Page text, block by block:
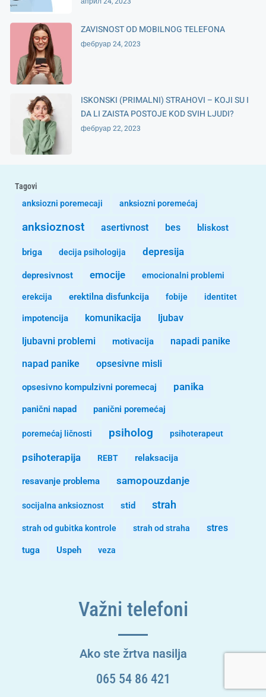
ZAVISNOST OD MOBILNOG TELEFONA
фебруар 24, 2023
ISKONSKI (PRIMALNI) STRAHOVI – KOJI SU I
DA LI ZAISTA POSTOJE KOD SVIH LJUDI?
фебруар 22, 2023
Tagovi
anksiozni poremecaji
anksiozni poremećaj
anksioznost asertivnost bes bliskost
briga decija psihologija depresija
depresivnost emocije emocionalni problemi
erekcija erektilna disfunkcija fobije identitet
impotencija komunikacija ljubav
ljubavni problemi motivacija napadi panike
napad panike opsesivne misli
opsesivno kompulzivni poremecaj panika
panični napad panični poremećaj
poremećaj ličnosti psiholog psihoterapeut
psihoterapija REBT relaksacija
resavanje problema samopouzdanje
socijalna anksioznost stid strah
strah od gubitka kontrole strah od straha stres
tuga Uspeh veza
Važni telefoni
Ako ste žrtva nasilja
065 54 86 421